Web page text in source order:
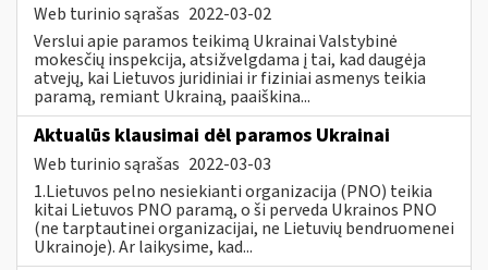
Web turinio sąrašas 2022-03-02
Verslui apie paramos teikimą Ukrainai Valstybinė
mokesčių inspekcija, atsižvelgdama į tai, kad daugėja
atvejų, kai Lietuvos juridiniai ir fiziniai asmenys teikia
paramą, remiant Ukrainą, paaiškina...
Aktualūs klausimai dėl paramos Ukrainai
Web turinio sąrašas 2022-03-03
1.Lietuvos pelno nesiekianti organizacija (PNO) teikia
kitai Lietuvos PNO paramą, o ši perveda Ukrainos PNO
(ne tarptautinei organizacijai, ne Lietuvių bendruomenei
Ukrainoje). Ar laikysime, kad...